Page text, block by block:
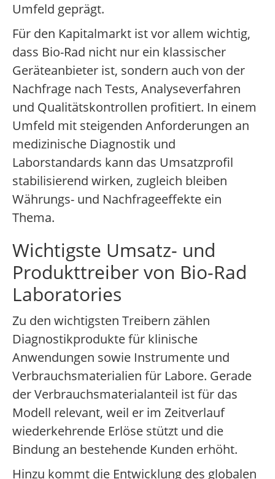
Umfeld geprägt.
Für den Kapitalmarkt ist vor allem wichtig,
dass Bio-Rad nicht nur ein klassischer
Geräteanbieter ist, sondern auch von der
Nachfrage nach Tests, Analyseverfahren
und Qualitätskontrollen profitiert. In einem
Umfeld mit steigenden Anforderungen an
medizinische Diagnostik und
Laborstandards kann das Umsatzprofil
stabilisierend wirken, zugleich bleiben
Währungs- und Nachfrageeffekte ein
Thema.
Wichtigste Umsatz- und
Produkttreiber von Bio-Rad
Laboratories
Zu den wichtigsten Treibern zählen
Diagnostikprodukte für klinische
Anwendungen sowie Instrumente und
Verbrauchsmaterialien für Labore. Gerade
der Verbrauchsmaterialanteil ist für das
Modell relevant, weil er im Zeitverlauf
wiederkehrende Erlöse stützt und die
Bindung an bestehende Kunden erhöht.
Hinzu kommt die Entwicklung des globalen